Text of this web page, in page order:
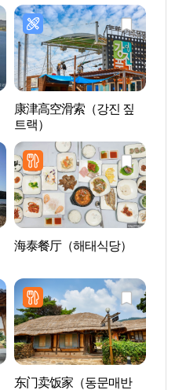
康津高空滑索（강진 짚
트랙）
海泰餐厅（해태식당）
东门卖饭家（동문매반